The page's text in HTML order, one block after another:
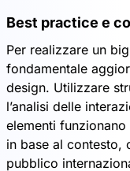
Best practice e
Per realizzare un
fondamentale
design. Utilizzare
l’analisi delle
elementi
in base al contesto,
pubblico